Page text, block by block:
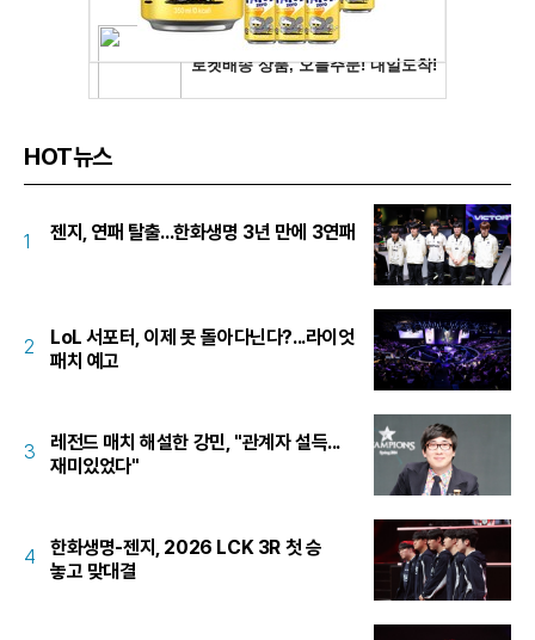
HOT뉴스
1 젠지, 연패 탈출...한화생명 3년 만에 3연패
2
LoL 서포터, 이제 못 돌아다닌다?...라이엇
패치 예고
3
레전드 매치 해설한 강민, "관계자 설득...
재미있었다"
4
한화생명-젠지, 2026 LCK 3R 첫 승
놓고 맞대결